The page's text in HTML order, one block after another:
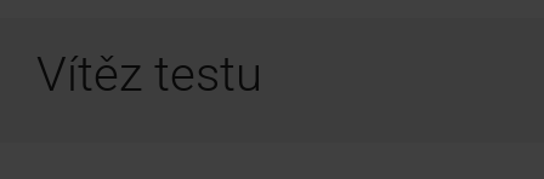
Vítěz testu